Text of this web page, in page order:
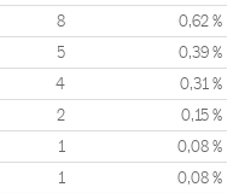
8 0,62 %
5 0,39 %
4 0,31 %
2 0,15 %
1 0,08 %
1 0,08 %